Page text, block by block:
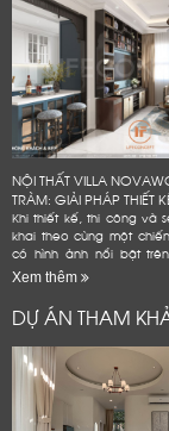
NỘI THẤT VILLA
TRÀM: GIẢI PHÁP THIẾT
Khi thiết kế, thi công và
khai theo cùng một
có hình ảnh nổi bật
phòng, vừa bền hơn
Xem thêm
DỰ ÁN THAM